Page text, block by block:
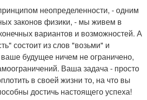
неопределенности, - одним
законов физики, - мы живем в
вариантов и возможностей. А
состоит из слов "возьми" и
будущее ничем не ограничено,
Ваша задача - просто
в своей жизни то, на что вы
достичь настоящего успеха!